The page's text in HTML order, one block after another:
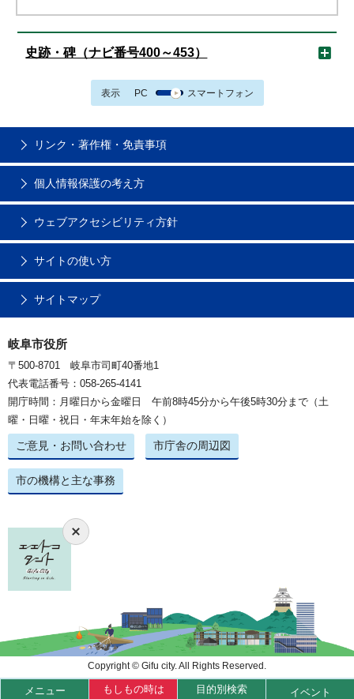
史跡・碑（ナビ番号400～453）
表示 PC スマートフォン
メニュー もしもの時は 目的別検索 イベント
リンク・著作権・免責事項
個人情報保護の考え方
ウェブアクセシビリティ方針
サイトの使い方
サイトマップ
岐阜市役所
〒500-8701 岐阜市司町40番地1
代表電話番号：058-265-4141
開庁時間：月曜日から金曜日 午前8時45分から午後5時30分まで（土
曜・日曜・祝日・年末年始を除く）
ご意見・お問い合わせ 市庁舎の周辺図
市の機構と主な事務
Copyright © Gifu city. All Rights Reserved.